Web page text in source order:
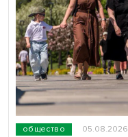
общество 05.08.2026